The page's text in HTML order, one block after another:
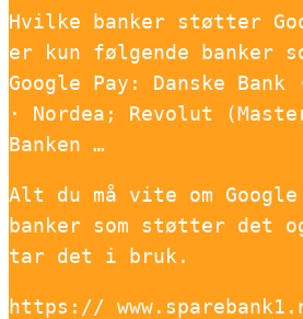
Hvilke banker støtter
er kun følgende banker
Google Pay: Danske Bank
· Nordea; Revolut
Banken …
Alt du må vite om
banker som støtter det
tar det i bruk.
https://